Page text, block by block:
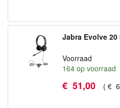
Jabra Evolve
Voorraad
164 op voorraad
€ 51,00 ( €